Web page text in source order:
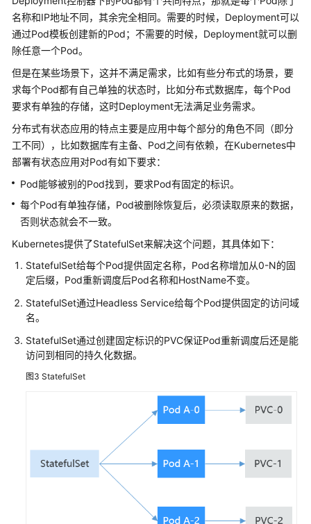
置
访
问
像
中
心
的
VPC
终
端
节
点
像
缓
存
网
存
储
观
测
名称和IP地址不同，其余完全相同。需要的时候，Deployment可以
通过Pod模板创建新的Pod；不需要的时候，Deployment就可以删
除任意一个Pod。
但是在某些场景下，这并不满足需求，比如有些分布式的场景，要
求每个Pod都有自己单独的状态时，比如分布式数据库，每个Pod
要求有单独的存储，这时Deployment无法满足业务需求。
分布式有状态应用的特点主要是应用中每个部分的角色不同（即分
工不同），比如数据库有主备、Pod之间有依赖，在Kubernetes中
部署有状态应用对Pod有如下要求：
Pod能够被别的Pod找到，要求Pod有固定的标识。
每个Pod有单独存储，Pod被删除恢复后，必须读取原来的数据，
否则状态就会不一致。
Kubernetes提供了StatefulSet来解决这个问题，其具体如下：
StatefulSet给每个Pod提供固定名称，Pod名称增加从0-N的固
定后缀，Pod重新调度后Pod名称和HostName不变。
StatefulSet通过Headless Service给每个Pod提供固定的访问域
名。
StatefulSet通过创建固定标识的PVC保证Pod重新调度后还是能
访问到相同的持久化数据。
图3 StatefulSet